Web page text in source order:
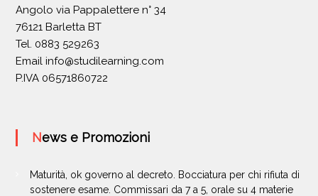
k
Angolo via Pappalettere n° 34
76121 Barletta BT
Tel. 0883 529263
Email info@studilearning.com
P.IVA 06571860722
News e Promozioni
Maturità, ok governo al decreto. Bocciatura per chi rifiuta di
sostenere esame. Commissari da 7 a 5, orale su 4 materie